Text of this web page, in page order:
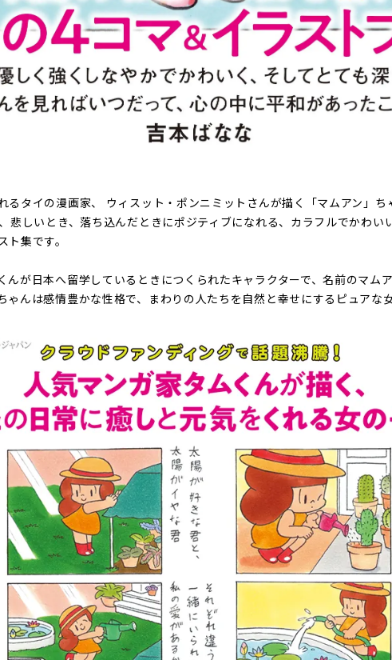
るタイの漫画家、 ウィスット・ポンニミットさんが描く「マムアン」ち
悲しいとき、落ち込んだときにポジティブになれる、カラフルでかわい
集です。
んが日本へ留学しているときにつくられたキャラクターで、名前のマム
ゃんは感情豊かな性格で、まわりの人たちを自然と幸せにするピュアな女